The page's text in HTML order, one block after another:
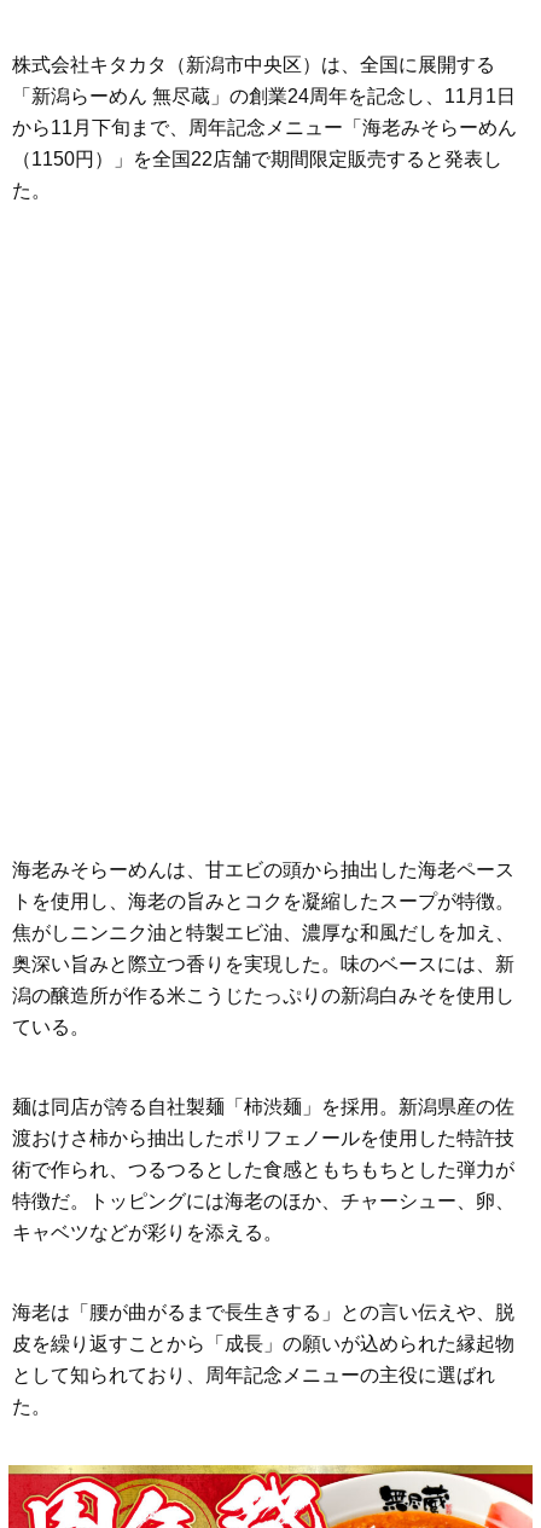
株式会社キタカタ（新潟市中央区）は、全国に展開する
「新潟らーめん 無尽蔵」の創業24周年を記念し、11月1日
から11月下旬まで、周年記念メニュー「海老みそらーめん
（1150円）」を全国22店舗で期間限定販売すると発表し
た。
海老みそらーめんは、甘エビの頭から抽出した海老ペース
トを使用し、海老の旨みとコクを凝縮したスープが特徴。
焦がしニンニク油と特製エビ油、濃厚な和風だしを加え、
奥深い旨みと際立つ香りを実現した。味のベースには、新
潟の醸造所が作る米こうじたっぷりの新潟白みそを使用し
ている。
麺は同店が誇る自社製麺「柿渋麺」を採用。新潟県産の佐
渡おけさ柿から抽出したポリフェノールを使用した特許技
術で作られ、つるつるとした食感ともちもちとした弾力が
特徴だ。トッピングには海老のほか、チャーシュー、卵、
キャベツなどが彩りを添える。
海老は「腰が曲がるまで長生きする」との言い伝えや、脱
皮を繰り返すことから「成長」の願いが込められた縁起物
として知られており、周年記念メニューの主役に選ばれ
た。